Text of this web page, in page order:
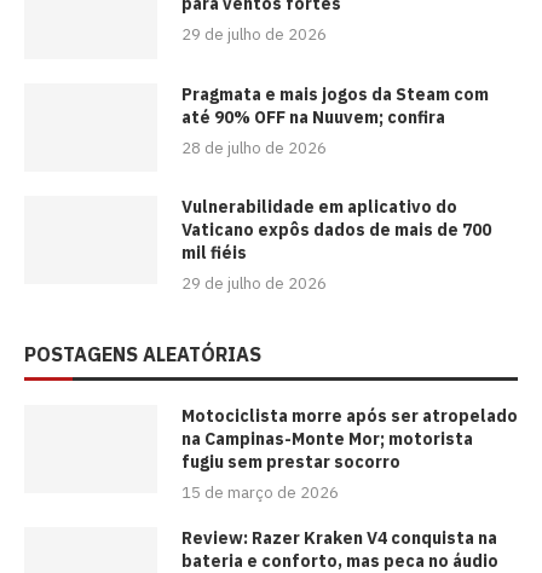
29 de julho de 2026
Pragmata e mais jogos da Steam com
até 90% OFF na Nuuvem; confira
28 de julho de 2026
Vulnerabilidade em aplicativo do
Vaticano expôs dados de mais de 700
mil fiéis
29 de julho de 2026
POSTAGENS ALEATÓRIAS
Motociclista morre após ser atropelado
na Campinas-Monte Mor; motorista
fugiu sem prestar socorro
15 de março de 2026
Review: Razer Kraken V4 conquista na
bateria e conforto, mas peca no áudio